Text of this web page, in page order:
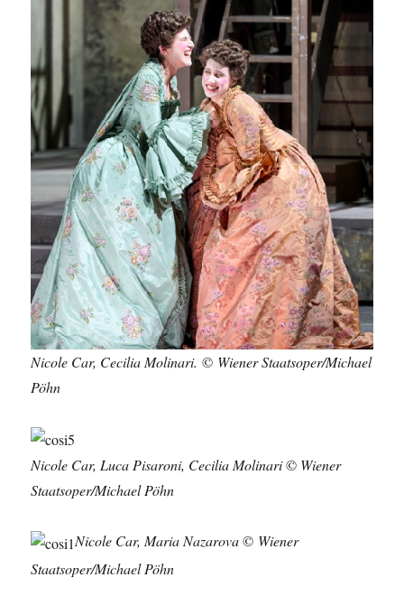
Nicole Car, Cecilia Molinari.© Wiener Staatsoper/Michael
Pöhn
Nicole Car, Luca Pisaroni, Cecilia Molinari© Wiener
Staatsoper/Michael Pöhn
Nicole Car, Maria Nazarova© Wiener
Staatsoper/Michael Pöhn